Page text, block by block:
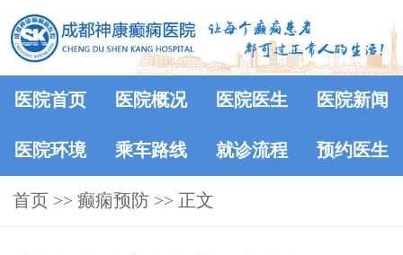
医院首页 医院概况 医院医生 医院新闻
医院环境 乘车路线 就诊流程 预约医生
首页 >> 癫痫预防 >> 正文